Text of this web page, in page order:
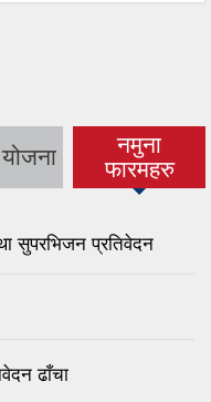
योजना
नमुना
फारमहरु
(active tab)
सुपरभिजन प्रतिवेदन
ढाँचा